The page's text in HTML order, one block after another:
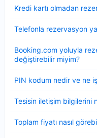
Kredi kartı olmadan
Telefonla rezervasyon
Booking.com yoluyla
değiştirebilir miyim?
PIN kodum nedir ve ne
Tesisin iletişim bilgilerini
Toplam fiyatı nasıl